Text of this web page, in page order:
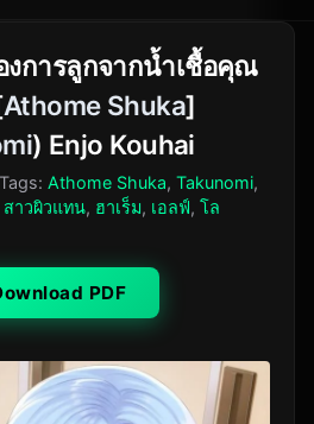
งการลูกจากน้ำเชื้อคุณ
Athome Shuka]
) Enjo Kouhai
Tags: Athome Shuka, Takunomi,
สาวผิวแทน, ฮาเร็ม, เอลฟ์, โล
PDF